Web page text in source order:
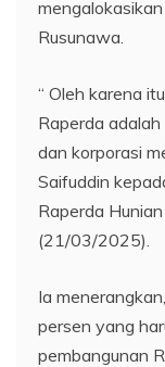
Rusunawa.
“ Oleh karena
Raperda
dan korporasi
Saifuddin
Raperda
(21/03/2025).
Ia
persen yang
pembangunan